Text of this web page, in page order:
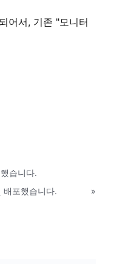
어서, 기존 "모니터
습니다.
배포했습니다.
»